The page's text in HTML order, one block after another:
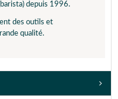
depuis 1996.
des outils et
qualité.